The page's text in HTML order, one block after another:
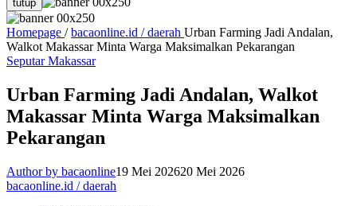
tutup
Homepage / bacaonline.id / daerah Urban Farming Jadi Andalan,
Walkot Makassar Minta Warga Maksimalkan Pekarangan
Seputar Makassar
Urban Farming Jadi Andalan, Walkot
Makassar Minta Warga Maksimalkan
Pekarangan
Author by bacaonline19 Mei 202620 Mei 2026
bacaonline.id / daerah